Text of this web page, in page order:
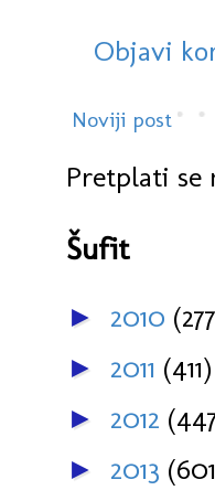
Objavi
Noviji post
Pretplati se
Šufit
► 2010
► 2011 (411)
► 2012
► 2013